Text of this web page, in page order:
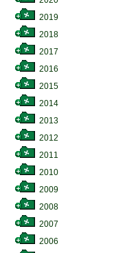
2019
2018
2017
2016
2015
2014
2013
2012
2011
2010
2009
2008
2007
2006